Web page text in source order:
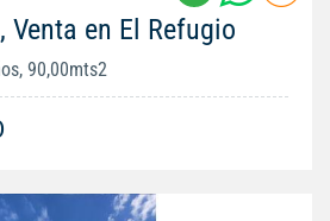
en El Refugio
90,00mts2